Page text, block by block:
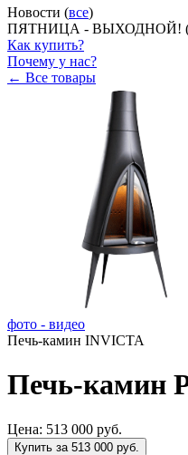
Новости (все)
ПЯТНИЦА - ВЫХОДНОЙ!
Как купить?
Почему у нас?
← Все товары
фото - видео
Печь-камин INVICTA
Печь-камин
Цена: 513 000 руб.
Купить за 513 000 руб.